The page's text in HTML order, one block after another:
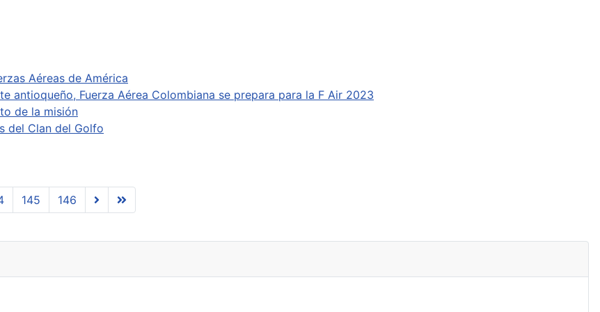
Aéreas de América
antioqueño, Fuerza Aérea Colombiana se prepara para la F Air 2023
de la misión
del Clan del Golfo
145 146